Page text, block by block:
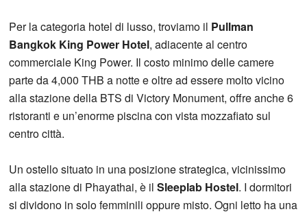
Per la categoria hotel di lusso, troviamo il Pullman
Bangkok King Power Hotel, adiacente al centro
commerciale King Power. Il costo minimo delle camere
parte da 4,000 THB a notte e oltre ad essere molto vicino
alla stazione della BTS di Victory Monument, offre anche 6
ristoranti e un’enorme piscina con vista mozzafiato sul
centro città.
Un ostello situato in una posizione strategica, vicinissimo
alla stazione di Phayathai, è ilSleeplab Hostel. I dormitori
si dividono in solo femminili oppure misto. Ogni letto ha una